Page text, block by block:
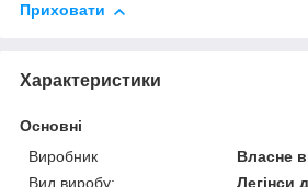
Приховати
Характеристики
Основні
Виробник
Власне
Вид виробу:
Легінси